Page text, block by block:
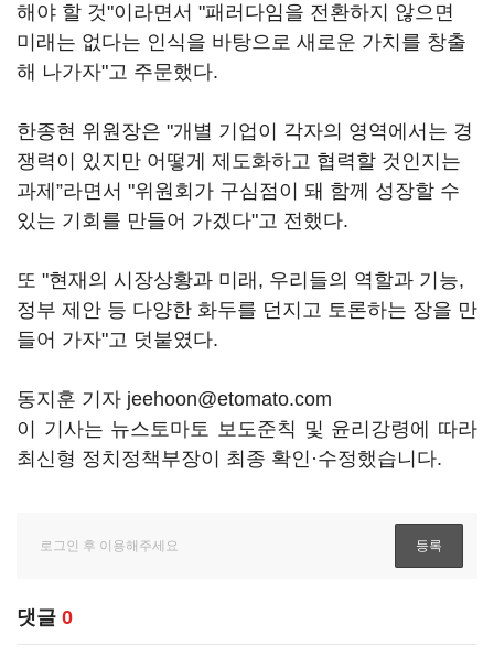
해야 할 것"이라면서 "패러다임을 전환하지 않으면
미래는 없다는 인식을 바탕으로 새로운 가치를 창출
해 나가자"고 주문했다.
한종현 위원장은 "개별 기업이 각자의 영역에서는 경
쟁력이 있지만 어떻게 제도화하고 협력할 것인지는
과제”라면서 "위원회가 구심점이 돼 함께 성장할 수
있는 기회를 만들어 가겠다"고 전했다.
또 "현재의 시장상황과 미래, 우리들의 역할과 기능,
정부 제안 등 다양한 화두를 던지고 토론하는 장을 만
들어 가자"고 덧붙였다.
동지훈 기자 jeehoon@etomato.com
이 기사는 뉴스토마토 보도준칙 및 윤리강령에 따라
최신형 정치정책부장이 최종 확인·수정했습니다.
댓글 0